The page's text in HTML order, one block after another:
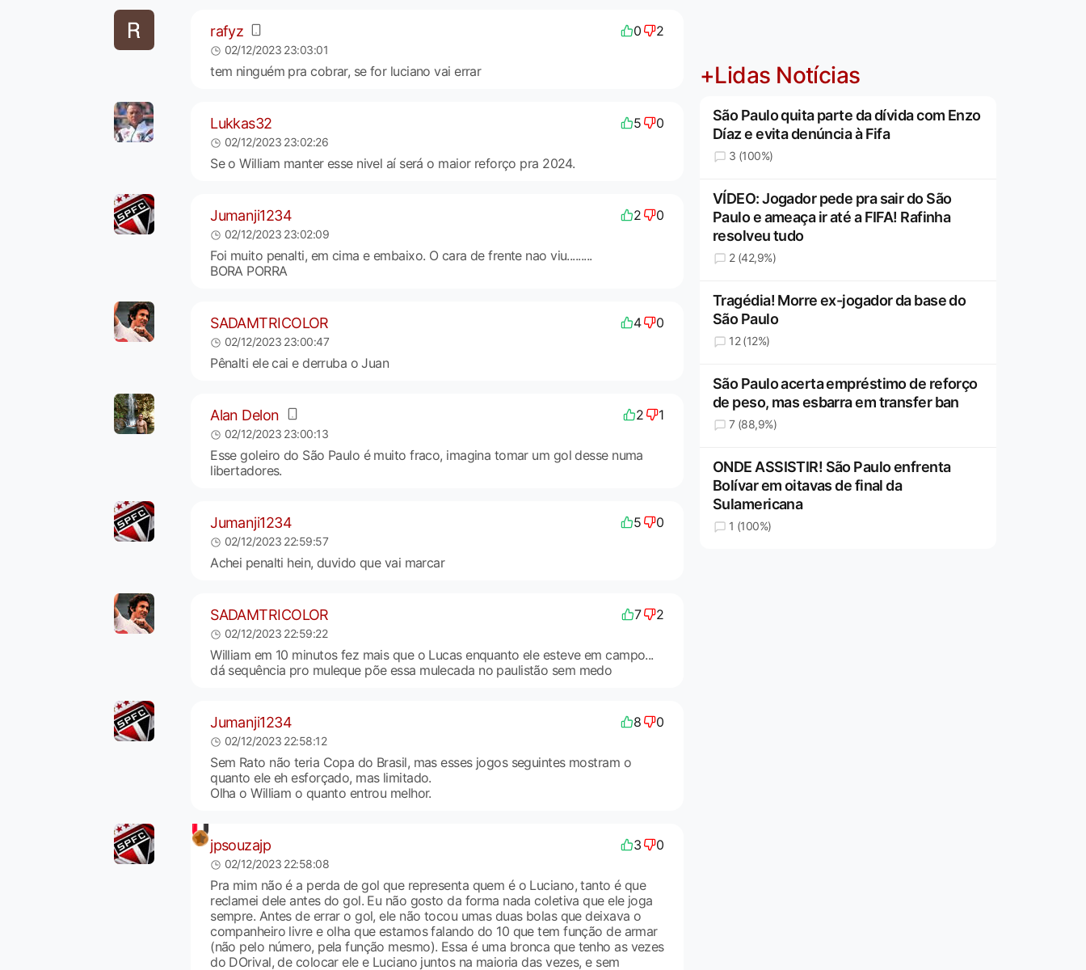
rafyz 0 2
02/12/2023 23:03:01
tem ninguém pra cobrar, se for luciano vai errar
Lukkas32 5 0
02/12/2023 23:02:26
Se o William manter esse nivel aí será o maior reforço pra 2024.
Jumanji1234 2 0
02/12/2023 23:02:09
Foi muito penalti, em cima e embaixo. O cara de frente nao viu.........
BORA PORRA
SADAMTRICOLOR 4 0
02/12/2023 23:00:47
Pênalti ele cai e derruba o Juan
Alan Delon 2 1
02/12/2023 23:00:13
Esse goleiro do São Paulo é muito fraco, imagina tomar um gol desse numa
libertadores.
Jumanji1234 5 0
02/12/2023 22:59:57
Achei penalti hein, duvido que vai marcar
SADAMTRICOLOR 7 2
02/12/2023 22:59:22
William em 10 minutos fez mais que o Lucas enquanto ele esteve em campo...
dá sequência pro muleque põe essa mulecada no paulistão sem medo
Jumanji1234 8 0
02/12/2023 22:58:12
Sem Rato não teria Copa do Brasil, mas esses jogos seguintes mostram o
quanto ele eh esforçado, mas limitado.
Olha o William o quanto entrou melhor.
jpsouzajp 3 0
02/12/2023 22:58:08
Pra mim não é a perda de gol que representa quem é o Luciano, tanto é que
reclamei dele antes do gol. Eu não gosto da forma nada coletiva que ele joga
sempre. Antes de errar o gol, ele não tocou umas duas bolas que deixava o
companheiro livre e olha que estamos falando do 10 que tem função de armar
(não pelo número, pela função mesmo). Essa é uma bronca que tenho as vezes
do DOrival, de colocar ele e Luciano juntos na maioria das vezes, e sem
+Lidas Notícias
São Paulo quita parte da dívida com Enzo
Díaz e evita denúncia à Fifa
3 (100%)
VÍDEO: Jogador pede pra sair do São
Paulo e ameaça ir até a FIFA! Rafinha
resolveu tudo
2 (42,9%)
Tragédia! Morre ex-jogador da base do
São Paulo
12 (12%)
São Paulo acerta empréstimo de reforço
de peso, mas esbarra em transfer ban
7 (88,9%)
ONDE ASSISTIR! São Paulo enfrenta
Bolívar em oitavas de final da
Sulamericana
1 (100%)